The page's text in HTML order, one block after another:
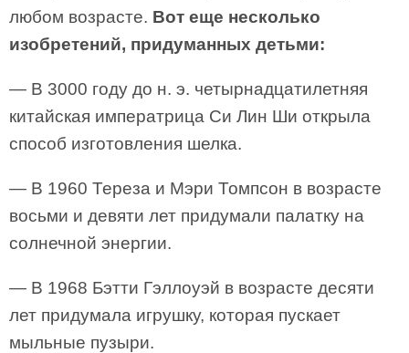
любом возрасте. Вот еще несколько
изобретений, придуманных детьми:
— В 3000 году до н. э. четырнадцатилетняя
китайская императрица Си Лин Ши открыла
способ изготовления шелка.
— В 1960 Тереза и Мэри Томпсон в возрасте
восьми и девяти лет придумали палатку на
солнечной энергии.
— В 1968 Бэтти Гэллоуэй в возрасте десяти
лет придумала игрушку, которая пускает
мыльные пузыри.